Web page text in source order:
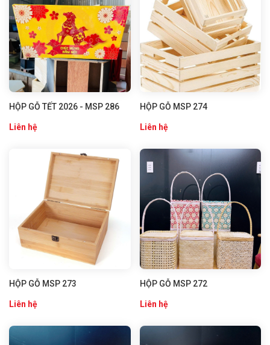
HỘP GỖ TẾT 2026 - MSP 286
Liên hệ
HỘP GỖ MSP 274
Liên hệ
HỘP GỖ MSP 273
Liên hệ
HỘP GỖ MSP 272
Liên hệ